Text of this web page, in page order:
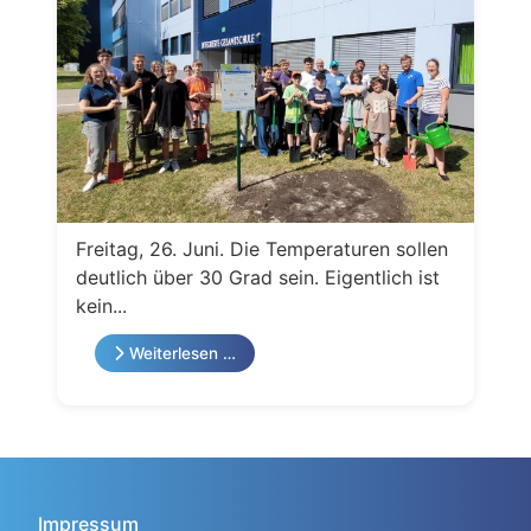
Freitag, 26. Juni. Die Temperaturen sollen
deutlich über 30 Grad sein. Eigentlich ist
kein...
Weiterlesen …
Impressum